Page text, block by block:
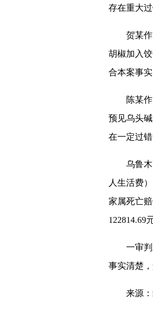
存在重大
贺某作为
胡椒加入
合本案事
陈某作为
预见乌头
在一定过
乌鲁木齐
人生活费
家属死亡
122814.69
一审判决
事实清楚
来源：